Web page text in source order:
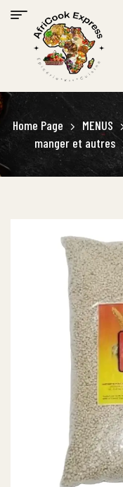
Home Page MENUS
manger et autres